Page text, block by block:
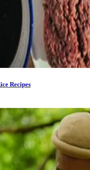
Recipes